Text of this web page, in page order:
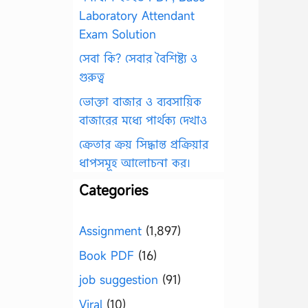
Laboratory Attendant
Exam Solution
সেবা কি? সেবার বৈশিষ্ট্য ও
গুরুত্ব
ভোক্তা বাজার ও ব্যবসায়িক
বাজারের মধ্যে পার্থক্য দেখাও
ক্রেতার ক্রয় সিদ্ধান্ত প্রক্রিয়ার
ধাপসমূহ আলোচনা কর।
Categories
Assignment (1,897)
Book PDF (16)
job suggestion (91)
Viral (10)